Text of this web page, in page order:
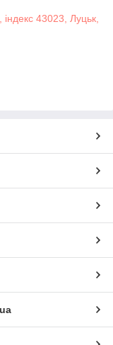
43023, Луцьк,